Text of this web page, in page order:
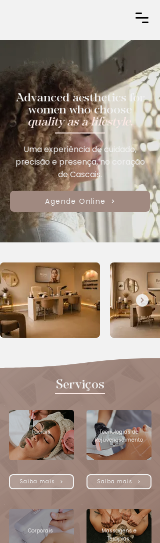
Advanced aesthetics for
women who choose
quality as a lifestyle.
Uma experiência de cuidado,
precisão e presença, no coração
de Cascais.
Agende Online
Serviços
Faciais
Saiba mais
Corporais
Tecnologias de
Rejuvenescimento
Saiba mais
Massagens e
Terapias